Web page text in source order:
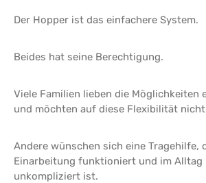
Der Hopper ist das einfachere System.
Beides hat seine Berechtigung.
Viele Familien lieben die Möglichkeiten
und möchten auf diese Flexibilität
Andere wünschen sich eine Tragehilfe,
Einarbeitung funktioniert und im
unkompliziert ist.